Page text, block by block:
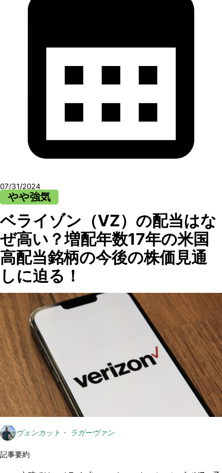
07/31/2024
やや強気
ベライゾン（VZ）の配当はな
ぜ高い？増配年数17年の米国
高配当銘柄の今後の株価見通
しに迫る！
ヴェンカット・ ラガーヴァン
記事要約